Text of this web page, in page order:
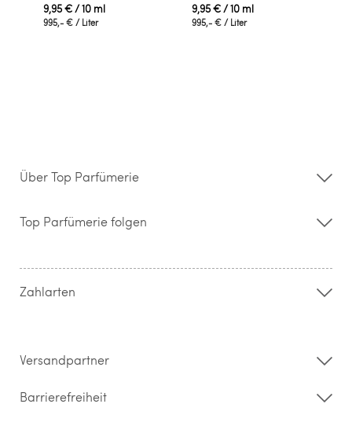
9,95 €/ 10 ml
995,- € / Liter
9,95 €/ 10 ml
995,- € / Liter
Über Top Parfümerie
Storefinder
Kontakt
Widerrufsrecht & Rückgabebedingungen
Top Parfümerie folgen
Zahlarten
Versandpartner
Barrierefreiheit